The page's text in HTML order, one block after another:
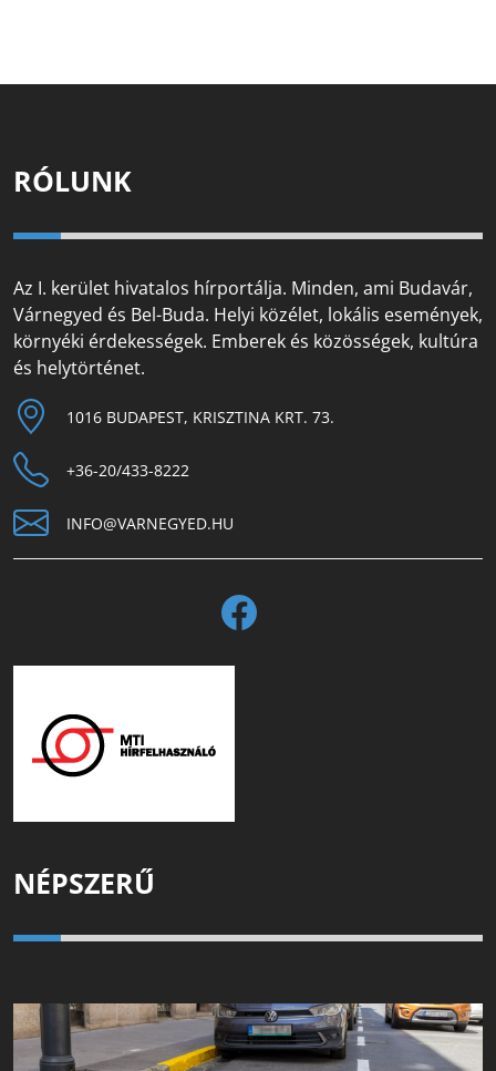
RÓLUNK
Az I. kerület hivatalos hírportálja. Minden, ami Budavár,
Várnegyed és Bel-Buda. Helyi közélet, lokális események,
környéki érdekességek. Emberek és közösségek, kultúra
és helytörténet.
1016 BUDAPEST, KRISZTINA KRT. 73.
+36-20/433-8222
INFO@VARNEGYED.HU
NÉPSZERŰ